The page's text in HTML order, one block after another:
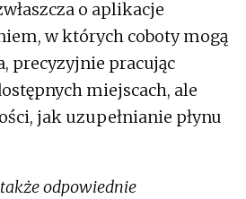
o aplikacje
w których coboty mogą
precyzyjnie pracując
miejscach, ale
jak uzupełnianie płynu
odpowiednie